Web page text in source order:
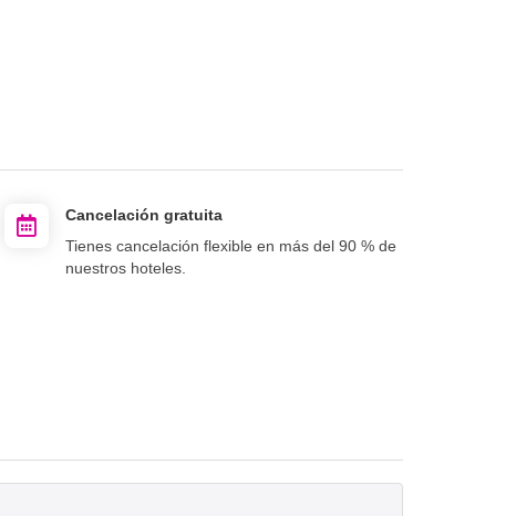
Cancelación gratuita
Tienes cancelación flexible en más del 90 % de
nuestros hoteles.